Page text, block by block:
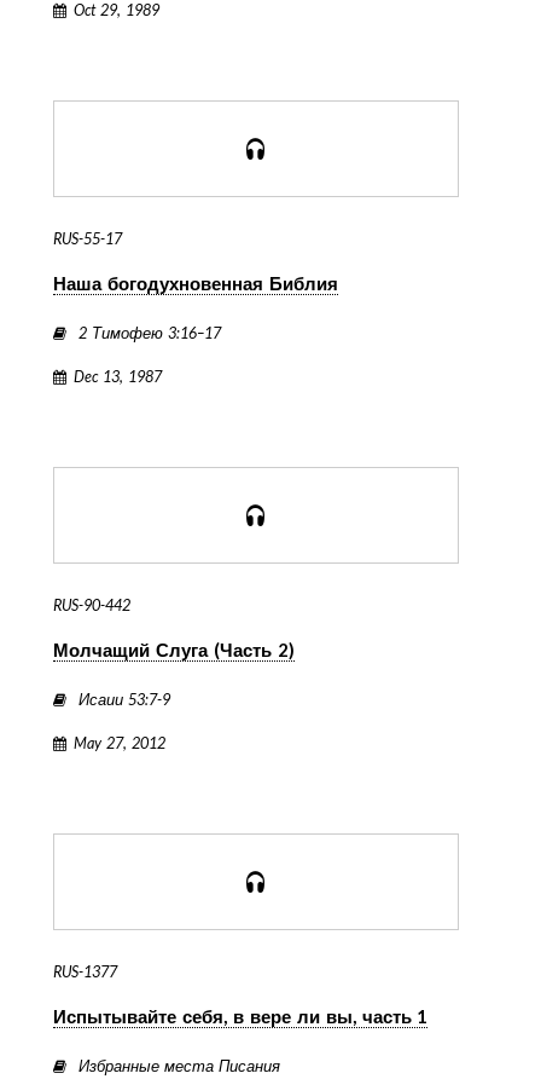
Oct 29, 1989
RUS-55-17
Наша богодухновенная Библия
2 Тимофею 3:16–17
Dec 13, 1987
RUS-90-442
Молчащий Слуга (Часть 2)
Исаии 53:7-9
May 27, 2012
RUS-1377
Испытывайте себя, в вере ли вы, часть 1
Избранные места Писания